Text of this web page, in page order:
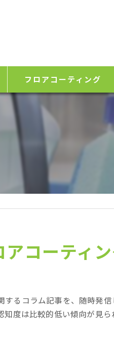
フロアコーティング
【静岡】フロアコーティング
【静岡】フロアコーティング
アコーティ
するコラム記事を、随時発
度は比較的低い傾向が見